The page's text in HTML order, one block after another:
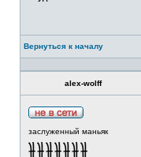
Вернуться к началу
alex-wolff
заслуженный маньяк